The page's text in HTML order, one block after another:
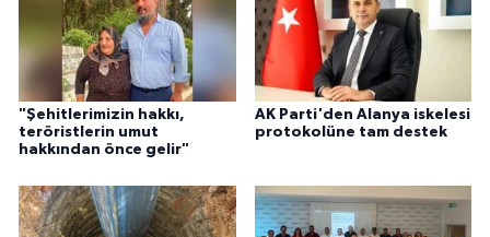
"Şehitlerimizin hakkı,
teröristlerin umut
hakkından önce gelir"
AK Parti'den Alanya iskelesi
protokolüne tam destek